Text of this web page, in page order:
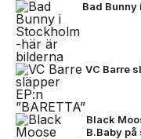
Bad
VC Barre
Black
B.Baby på